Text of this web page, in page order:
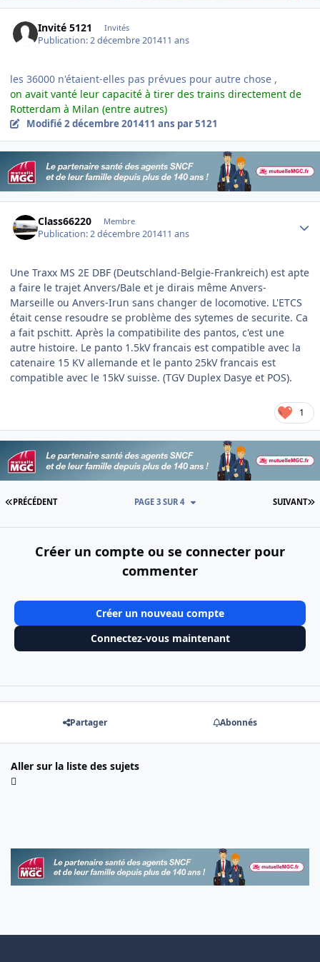
Invité 5121 Invités
Publication:2 décembre 201411 ans
les 36000 n'étaient-elles pas prévues pour autre chose ,
on avait vanté leur capacité à tirer des trains directement de
Rotterdam à Milan (entre autres)
Modifié2 décembre 201411 ans par 5121
Class66220 Membre
Publication:2 décembre 201411 ans
Une Traxx MS 2E DBF (Deutschland-Belgie-Frankreich) est apte
a faire le trajet Anvers/Bale et je dirais même Anvers-
Marseille ou Anvers-Irun sans changer de locomotive. L'ETCS
était cense resoudre se problème des sytemes de securite. Ca
a fait pschitt. Après la compatibilite des pantos, c'est une
autre histoire. Le panto 1.5kV francais est compatible avec la
catenaire 15 KV allemande et le panto 25kV francais est
compatible avec le 15kV suisse. (TGV Duplex Dasye et POS).
1
PREMIÈRE PAGE
PRÉCÉDENT SUIVANT
PAGE 3 SUR 4
Créer un compte ou se connecter pour
commenter
Créer un nouveau compte
Connectez-vous maintenant
Partager Abonnés
Aller sur la liste des sujets